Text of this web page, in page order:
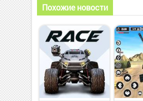
Похожие новости